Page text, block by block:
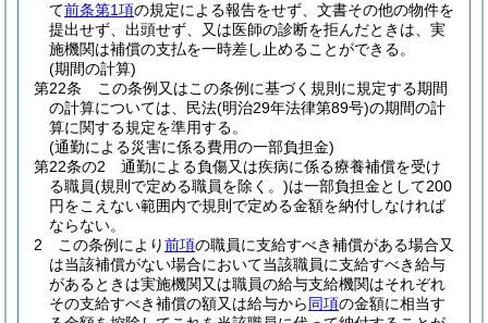
て前条第1項の規定による報告をせず、文書その他の物件を
提出せず、出頭せず、又は医師の診断を拒んだときは、実
施機関は補償の支払を一時差し止めることができる。
(期間の計算)
第22条
この条例又はこの条例に基づく規則に規定する期間
の計算については、民法(明治29年法律第89号)の期間の計
算に関する規定を準用する。
(通勤による災害に係る費用の一部負担金)
第22条の2
通勤による負傷又は疾病に係る療養補償を受け
る職員(規則で定める職員を除く。)は一部負担金として200
円をこえない範囲内で規則で定める金額を納付しなければ
ならない。
2
この条例により前項の職員に支給すべき補償がある場合又
は当該補償がない場合において当該職員に支給すべき給与
があるときは実施機関又は職員の給与支給機関はそれぞれ
その支給すべき補償の額又は給与から同項の金額に相当す